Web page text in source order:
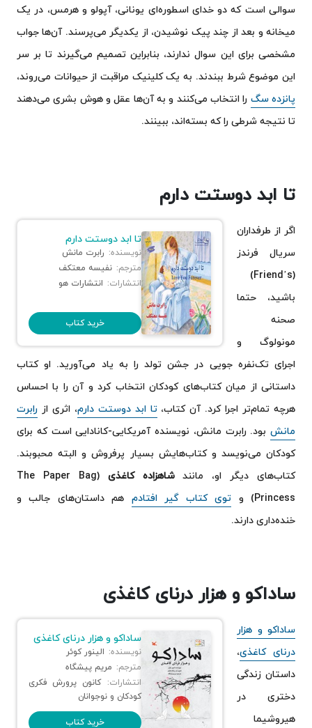
سوالی است که دو خدای اسطوره‌ای یونانی، آپولو و هرمس، در یک
میخانه و بعد از چند پیک نوشیدن، از یکدیگر می‌پرسند. آن‌ها جواب
مشخصی برای این سوال ندارند، بنابراین تصمیم می‌گیرند تا بر سر
این موضوع شرط ببندند. به یک کلینیک مراقبت از حیوانات می‌روند،
پانزده سگ را انتخاب می‌کنند و به آن‌ها عقل و هوش بشری می‌دهند
تا نتیجه شرطی را که بسته‌اند، ببینند.
تا ابد دوستت دارم
تا ابد دوستت دارم
نویسنده: رابرت مانش
مترجم: نفیسه معتکف
انتشارات: انتشارات هو
خرید کتاب
اگر از طرفداران
سریال فرندز
(Friend’s)
باشید، حتما
صحنه‌
مونولوگ و
اجرای تک‌نفره جویی در جشن تولد را به یاد می‌آورید. او کتاب
داستانی از میان کتاب‌های کودکان انتخاب کرد و آن را با احساس
هرچه تمام‌تر اجرا کرد. آن کتاب،تا ابد دوستت دارم، اثری از رابرت
مانش بود. رابرت مانش، نویسنده آمریکایی-کانادایی است که برای
کودکان می‌نویسد و کتاب‌هایش بسیار پرفروش و البته محبوبند.
کتاب‌های دیگر او، مانندشاهزاده کاغذی
(The Paper Bag
Princess) و
توی کتاب گیر افتادم هم داستان‌های جالب و
خنده‌داری دارند.
ساداکو و هزار درنای کاغذی
ساداکو و هزار درنای کاغذی
نویسنده: الینور کوئر
مترجم: مریم پیشگاه
انتشارات: کانون پرورش فکری
کودکان و نوجوانان
خرید کتاب
ساداکو و هزار
درنای کاغذی،
داستان زندگی
دختری در
هیروشیما